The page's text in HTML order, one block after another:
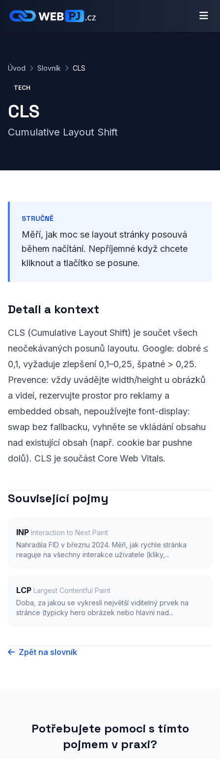
Úvod Slovník CLS
TECH
CLS
Cumulative Layout Shift
STRUČNĚ
Měří, jak moc se layout stránky posouvá
během načítání. Nepříjemné když chcete
kliknout a tlačítko se posune.
Detail a kontext
CLS (Cumulative Layout Shift) je součet všech
neočekávaných posunů layoutu. Google: dobré ≤
0,1, vyžaduje zlepšení 0,1–0,25, špatné > 0,25.
Prevence: vždy uvádějte width/height u obrázků
a videí, rezervujte prostor pro reklamy a
embedded obsah, nepoužívejte font-display:
swap bez fallbacku, vyhněte se vkládání obsahu
nad existující obsah (např. cookie bar pushne
dolů). CLS je součást Core Web Vitals.
Související pojmy
INP Interaction to Next Paint
Nahradila FID v březnu 2024. Měří, jak rychle stránka
reaguje na všechny interakce uživatele (kliky,...
LCP Largest Contentful Paint
Doba, za jakou se vykreslí největší viditelný prvek na
stránce (typicky hero obrázek nebo hlavní nad...
Zpět na slovník
Potřebujete pomoci s tímto
pojmem v praxi?